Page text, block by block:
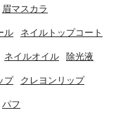
眉マスカラ
ル ネイルトップコート
ネイルオイル 除光液
プ クレヨンリップ
パフ